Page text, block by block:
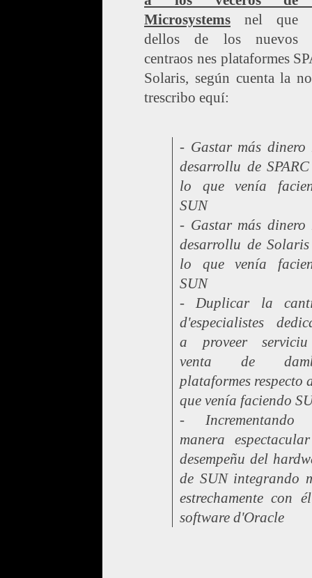
Microsystems nel que
dellos de los nuevos
centraos nes plataformes
Solaris, según cuenta la
trescribo equí:
- Gastar más dinero
desarrollu de
lo que venía
SUN
- Gastar más dinero
desarrollu de
lo que venía
SUN
- Duplicar la
d'especialistes
a proveer
venta de
plataformes respecto
que venía faciendo
- Incrementando
manera
desempeñu del
de SUN integrando
estrechamente con
software d'Oracle